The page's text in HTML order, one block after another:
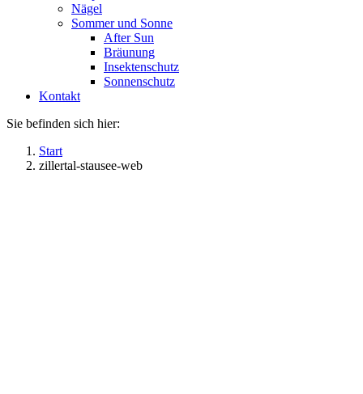
Nägel
Sommer und Sonne
After Sun
Bräunung
Insektenschutz
Sonnenschutz
Kontakt
Sie befinden sich hier:
Start
zillertal-stausee-web